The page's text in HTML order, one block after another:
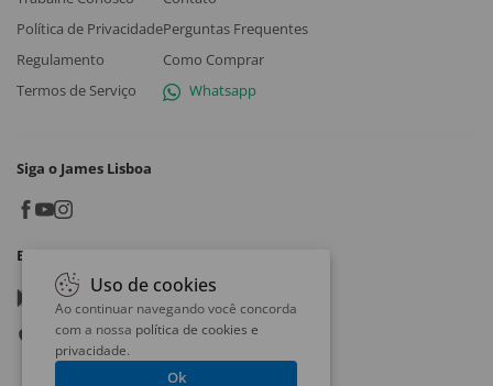
Política de Privacidade
Regulamento
Termos de Serviço
Perguntas Frequentes
Como Comprar
Whatsapp
Siga o James Lisboa
Baixe o App
Google play
App store
Uso de cookies
Ao continuar navegando você concorda
com a nossa política de cookies e
privacidade.
Ok